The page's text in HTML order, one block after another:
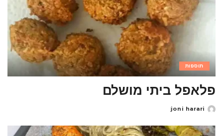
תוספות
פלאפל ביתי מושלם
Posted
joni harari